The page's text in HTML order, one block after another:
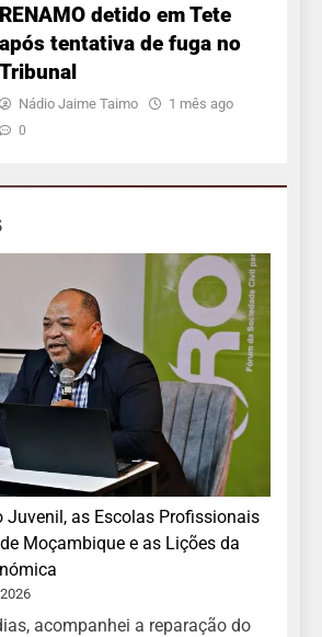
RENAMO detido em Tete
após tentativa de fuga no
Tribunal
Nádio Jaime Taimo 1 mês ago
0
Juvenil, as Escolas Profissionais
Moçambique e as Lições da
acompanhei a reparação do